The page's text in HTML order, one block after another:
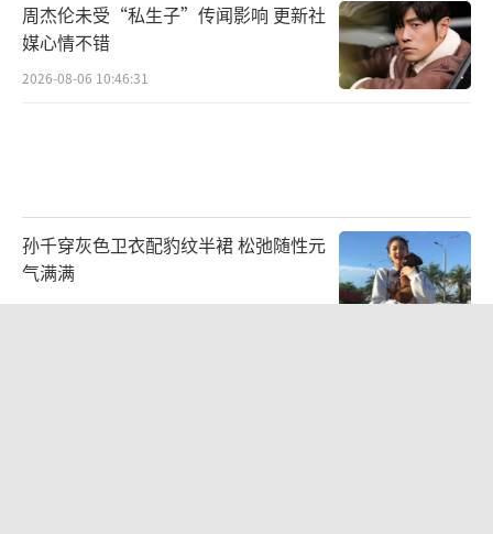
周杰伦未受“私生子”传闻影响 更新社
媒心情不错
2026-08-06 10:46:31
孙千穿灰色卫衣配豹纹半裙 松弛随性元
气满满
2026-08-05 11:40:23